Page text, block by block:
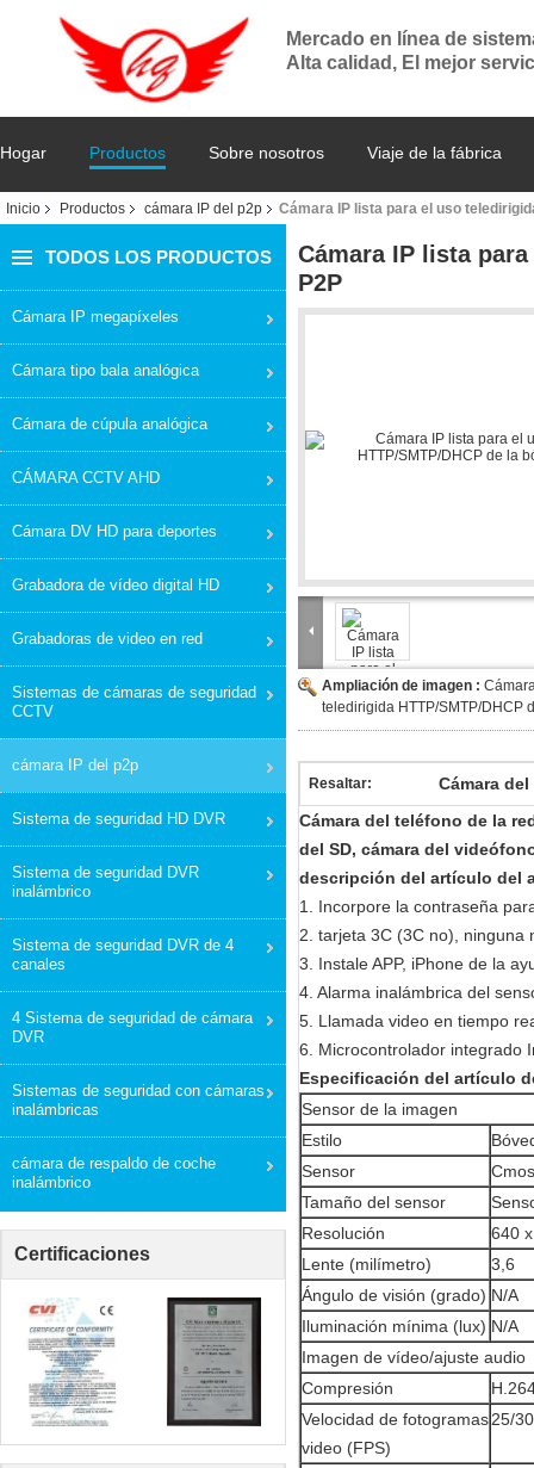
Mercado en línea de
Alta calidad, El mejor
Hogar Productos Sobre nosotros Viaje de la fábrica
Inicio Productos cámara IP del p2p Cámara IP lista para el uso
TODOS LOS PRODUCTOS
Cámara IP megapíxeles
Cámara tipo bala analógica
Cámara de cúpula analógica
CÁMARA CCTV AHD
Cámara DV HD para deportes
Grabadora de vídeo digital HD
Grabadoras de video en red
Sistemas de cámaras de seguridad
CCTV
cámara IP del p2p
Sistema de seguridad HD DVR
Sistema de seguridad DVR
inalámbrico
Sistema de seguridad DVR de 4
canales
4 Sistema de seguridad de cámara
DVR
Sistemas de seguridad con cámaras
inalámbricas
cámara de respaldo de coche
inalámbrico
Certificaciones
Cámara IP lista
P2P
Ampliación de imagen :
teledirigida HTTP/SMTP/DHCP
Resaltar:
Cámara
Cámara del teléfono de la
del SD, cámara del
descripción del artículo del
1. Incorpore la contraseña
2. tarjeta 3C (3C no), ninguna
3. Instale APP, iPhone de la
4. Alarma inalámbrica del
5. Llamada video en tiempo
6. Microcontrolador integrado
Especificación del artículo
Sensor de la imagen
Estilo
Sensor
Cmos
Tamaño del sensor
Resolución
640
Lente (milímetro)
3,6
Ángulo de visión (grado) N/A
Iluminación mínima (lux) N/A
Imagen de vídeo/ajuste audio
Compresión
Velocidad de fotogramas
video (FPS)
25/30